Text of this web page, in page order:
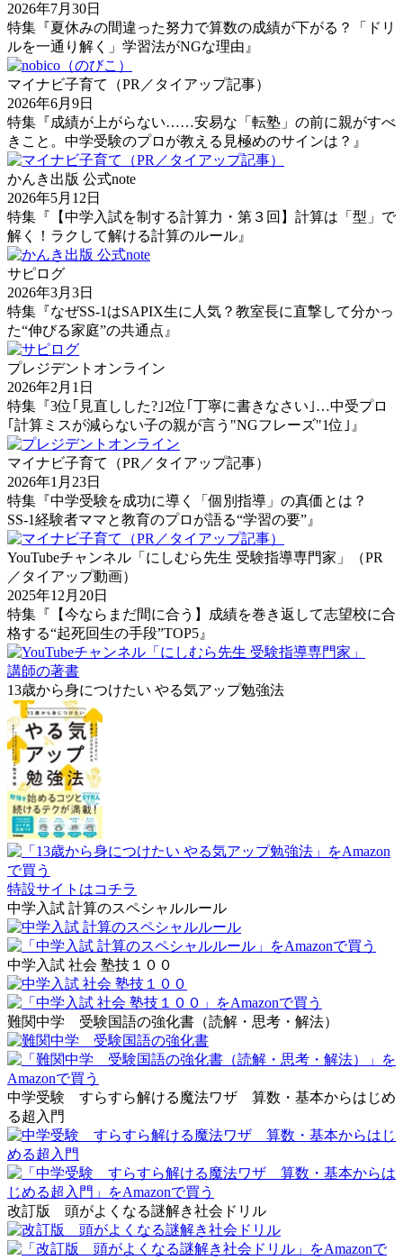
2026年7月30日
特集『夏休みの間違った努力で算数の成績が下がる？「ドリ
ルを一通り解く」学習法がNGな理由』
マイナビ子育て（PR／タイアップ記事）
2026年6月9日
特集『成績が上がらない……安易な「転塾」の前に親がすべ
きこと。中学受験のプロが教える見極めのサインは？』
かんき出版 公式note
2026年5月12日
特集『【中学入試を制する計算力・第３回】計算は「型」で
解く！ラクして解ける計算のルール』
サピログ
2026年3月3日
特集『なぜSS-1はSAPIX生に人気？教室長に直撃して分かっ
た“伸びる家庭”の共通点』
プレジデントオンライン
2026年2月1日
特集『3位｢見直しした?｣2位｢丁寧に書きなさい｣…中受プロ
｢計算ミスが減らない子の親が言う"NGフレーズ"1位｣』
マイナビ子育て（PR／タイアップ記事）
2026年1月23日
特集『中学受験を成功に導く「個別指導」の真価とは？
SS-1経験者ママと教育のプロが語る“学習の要”』
YouTubeチャンネル「にしむら先生 受験指導専門家」（PR
／タイアップ動画）
2025年12月20日
特集『【今ならまだ間に合う】成績を巻き返して志望校に合
格する“起死回生の手段”TOP5』
講師の著書
13歳から身につけたい やる気アップ勉強法
特設サイトはコチラ
中学入試 計算のスペシャルルール
中学入試 社会 塾技１００
難関中学 受験国語の強化書（読解・思考・解法）
中学受験 すらすら解ける魔法ワザ 算数・基本からはじめ
る超入門
改訂版 頭がよくなる謎解き社会ドリル